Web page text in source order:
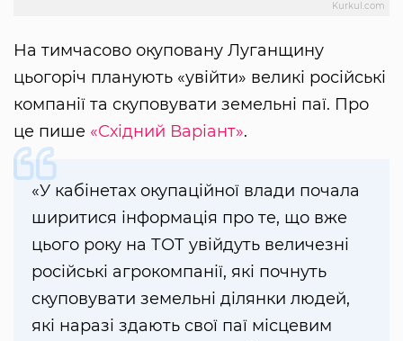
Kurkul.com
На тимчасово окуповану Луганщину
цьогоріч планують «увійти» великі російські
компанії та скуповувати земельні паї. Про
це пише «Східний Варіант».
«У кабінетах окупаційної влади почала
ширитися інформація про те, що вже
цього року на ТОТ увійдуть величезні
російські агрокомпанії, які почнуть
скуповувати земельні ділянки людей,
які наразі здають свої паї місцевим